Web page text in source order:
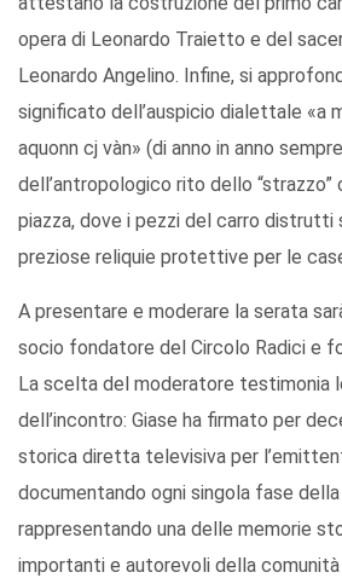
opera di Leonardo Traietto e del
Leonardo Angelino. Infine, si
significato dell’auspicio dialettale «a
aquonn cj vàn» (di anno in anno
dell’antropologico rito dello “strazzo”
piazza, dove i pezzi del carro distrutti
preziose reliquie protettive per le
A presentare e moderare la serata
socio fondatore del Circolo Radici e
La scelta del moderatore testimonia
dell’incontro: Giase ha firmato per
storica diretta televisiva per
documentando ogni singola fase
rappresentando una delle memorie
importanti e autorevoli della comunità